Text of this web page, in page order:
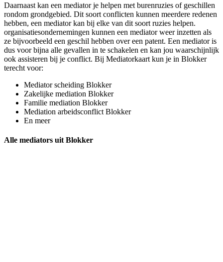
Daarnaast kan een mediator je helpen met burenruzies of geschillen
rondom grondgebied. Dit soort conflicten kunnen meerdere redenen
hebben, een mediator kan bij elke van dit soort ruzies helpen.
organisatiesondernemingen kunnen een mediator weer inzetten als
ze bijvoorbeeld een geschil hebben over een patent. Een mediator is
dus voor bijna alle gevallen in te schakelen en kan jou waarschijnlijk
ook assisteren bij je conflict. Bij Mediatorkaart kun je in Blokker
terecht voor:
Mediator scheiding Blokker
Zakelijke mediation Blokker
Familie mediation Blokker
Mediation arbeidsconflict Blokker
En meer
Alle mediators uit Blokker